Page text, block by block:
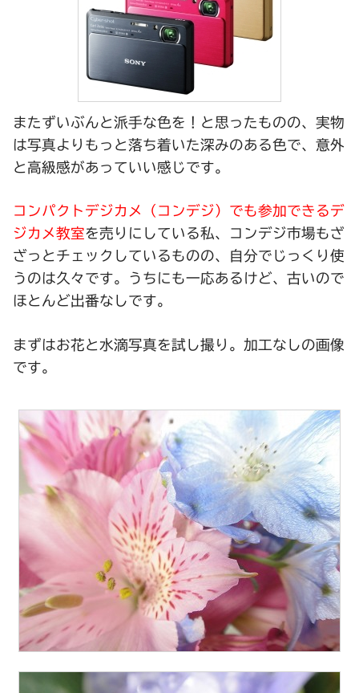
またずいぶんと派手な色を！と思ったものの、実物
は写真よりもっと落ち着いた深みのある色で、意外
と高級感があっていい感じです。
コンパクトデジカメ（コンデジ）でも参加できるデ
ジカメ教室を売りにしている私、コンデジ市場もざ
ざっとチェックしているものの、自分でじっくり使
うのは久々です。うちにも一応あるけど、古いので
ほとんど出番なしです。
まずはお花と水滴写真を試し撮り。加工なしの画像
です。